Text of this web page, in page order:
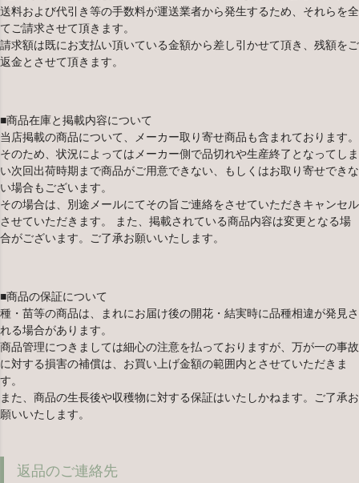
送料および代引き等の手数料が運送業者から発生するため、それらを全
てご請求させて頂きます。
請求額は既にお支払い頂いている金額から差し引かせて頂き、残額をご
返金とさせて頂きます。
■商品在庫と掲載内容について
当店掲載の商品について、メーカー取り寄せ商品も含まれております。
そのため、状況によってはメーカー側で品切れや生産終了となってしま
い次回出荷時期まで商品がご用意できない、もしくはお取り寄せできな
い場合もございます。
その場合は、別途メールにてその旨ご連絡をさせていただきキャンセル
させていただきます。 また、掲載されている商品内容は変更となる場
合がございます。ご了承お願いいたします。
■商品の保証について
種・苗等の商品は、まれにお届け後の開花・結実時に品種相違が発見さ
れる場合があります。
商品管理につきましては細心の注意を払っておりますが、万が一の事故
に対する損害の補償は、お買い上げ金額の範囲内とさせていただきま
す。
また、商品の生長後や収穫物に対する保証はいたしかねます。ご了承お
願いいたします。
返品のご連絡先